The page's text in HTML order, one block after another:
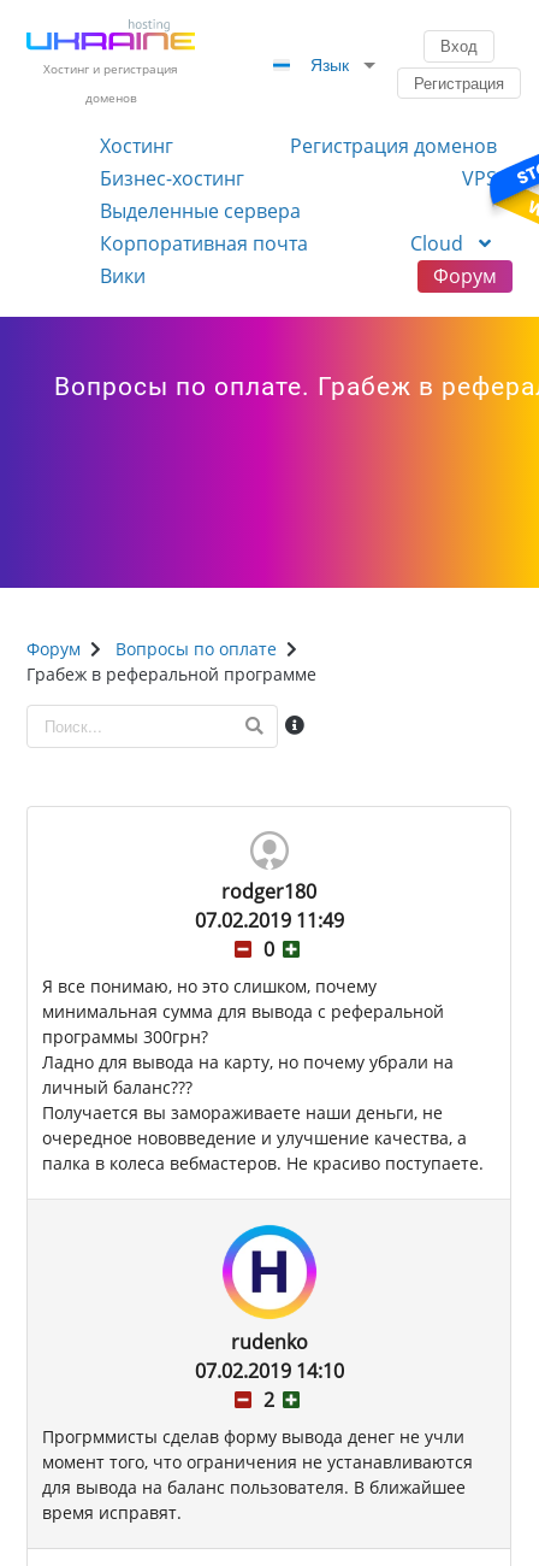
Хостинг и регистрация
доменов
Язык
Вход
Регистрация
Хостинг
Регистрация доменов
Бизнес-хостинг
VPS
Выделенные сервера
Корпоративная почта
Cloud
Вики
Форум
Вопросы по оплате. Грабеж в
Форум
Вопросы по оплате
Грабеж в реферальной программе
rodger180
07.02.2019 11:49
0
Я все понимаю, но это слишком, почему
минимальная сумма для вывода с реферальной
программы 300грн?
Ладно для вывода на карту, но почему убрали на
личный баланс???
Получается вы замораживаете наши деньги, не
очередное нововведение и улучшение качества, а
палка в колеса вебмастеров. Не красиво поступаете.
rudenko
07.02.2019 14:10
2
Прогрммисты сделав форму вывода денег не учли
момент того, что ограничения не устанавливаются
для вывода на баланс пользователя. В ближайшее
время исправят.